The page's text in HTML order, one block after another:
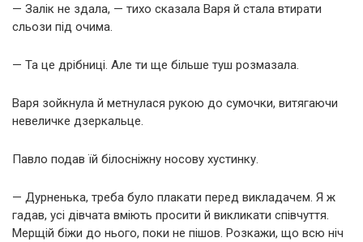
— Залік не здала, — тихо сказала Варя й стала втирати
сльози під очима.
— Та це дрібниці. Але ти ще більше туш розмазала.
Варя зойкнула й метнулася рукою до сумочки, витягаючи
невеличке дзеркальце.
Павло подав їй білосніжну носову хустинку.
— Дурненька, треба було плакати перед викладачем. Я ж
гадав, усі дівчата вміють просити й викликати співчуття.
Мерщій біжи до нього, поки не пішов. Розкажи, що всю ніч